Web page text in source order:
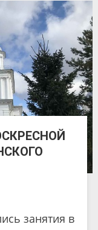
занятия в